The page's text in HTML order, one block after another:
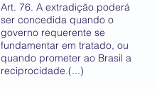
Art. 76. A extradição poderá
ser concedida quando o
governo requerente se
fundamentar em tratado, ou
quando prometer ao Brasil a
reciprocidade.(...)